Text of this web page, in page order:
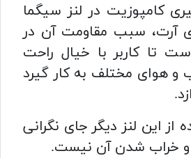
کامپوزیت در لنز سیگما
آرت، سبب مقاومت آن در
تا کاربر با خیال راحت
و هوای مختلف به کار گیرد
از این لنز دیگر جای نگرانی
و خراب شدن آن نیست.